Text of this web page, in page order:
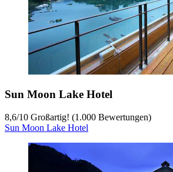
Sun Moon Lake Hotel
8,6/10 Großartig! (1.000 Bewertungen)
Sun Moon Lake Hotel